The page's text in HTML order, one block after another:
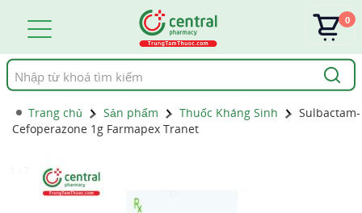
Tìm
kiếm
0
Trang chủ Sản phẩm Thuốc Kháng Sinh
Sulbactam-
Cefoperazone 1g Farmapex Tranet